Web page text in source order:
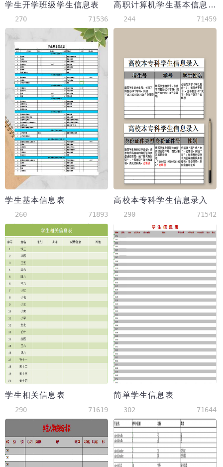
学生开学班级学生信息表
270 71536
高职计算机学生基本信息统计表
244 71459
学生基本信息表
260 71893
高校本专科学生信息录入
290 71542
学生相关信息表
290 71619
简单学生信息表
302 71644